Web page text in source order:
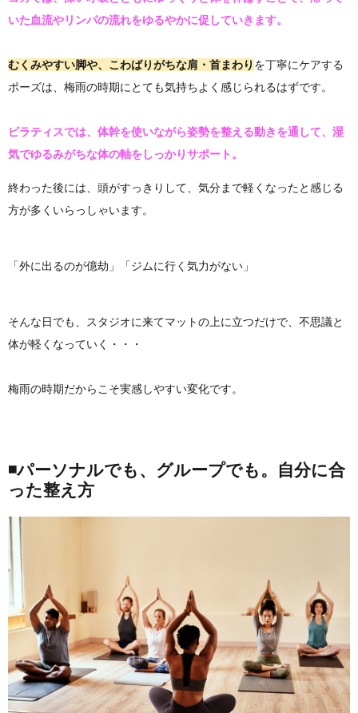
いた血流やリンパの流れをゆるやかに促していきます。
むくみやすい脚や、こわばりがちな肩・首まわり を丁寧にケアする
ポーズは、梅雨の時期にとても気持ちよく感じられるはずです。
ピラティスでは、体幹を使いながら姿勢を整える動きを通して、湿
気でゆるみがちな体の軸をしっかりサポート。
終わった後には、頭がすっきりして、気分まで軽くなったと感じる
方が多くいらっしゃいます。
「外に出るのが億劫」「ジムに行く気力がない」
そんな日でも、スタジオに来てマットの上に立つだけで、不思議と
体が軽くなっていく・・・
梅雨の時期だからこそ実感しやすい変化です。
◾️パーソナルでも、グループでも。自分に合
った整え方